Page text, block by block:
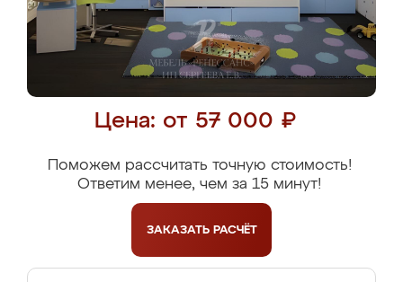
Цена: от 57 000 ₽
Поможем рассчитать точную стоимость!
Ответим менее, чем за 15 минут!
ЗАКАЗАТЬ РАСЧЁТ